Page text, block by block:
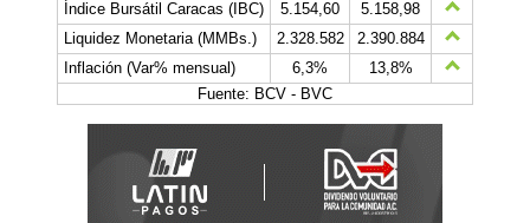
Índice Bursátil Caracas (IBC)
5.154,60
5.158,98
Liquidez Monetaria (MMBs.)
2.328.582
2.390.884
Inflación (Var% mensual)
6,3%
13,8%
Fuente: BCV - BVC